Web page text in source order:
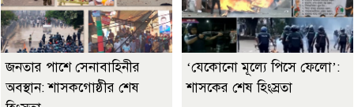
জনতার পাশে সেনাবাহিনীর
অবস্থান: শাসকগোষ্ঠীর শেষ
‘যেকোনো মূল্যে পিসে ফেলো’:
শাসকের শেষ হিংস্রতা